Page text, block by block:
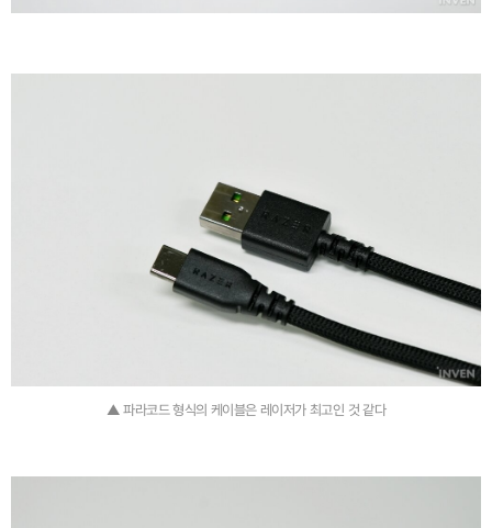
▲ 파라코드 형식의 케이블은 레이저가 최고인 것 같다